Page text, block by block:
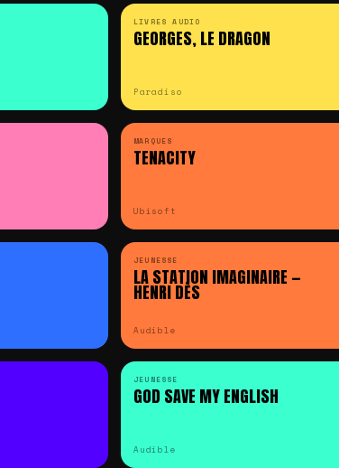
LIVRES AUDIO
GEORGES, LE DRAGON
Paradiso
MARQUES
TENACITY
Ubisoft
JEUNESSE
LA STATION IMAGINAIRE —
HENRI DÈS
Audible
JEUNESSE
GOD SAVE MY ENGLISH
Audible